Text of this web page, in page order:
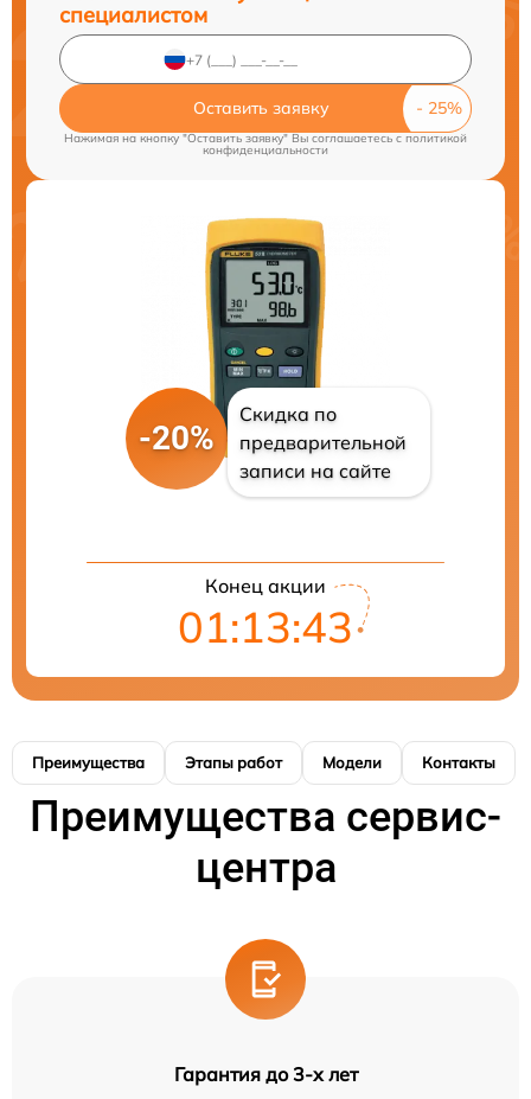
специалистом
Оставить заявку
Нажимая на кнопку "Оставить заявку" Вы соглашаетесь cполитикой
конфиденциальности
-20%
Скидка по
предварительной
записи на сайте
Конец акции
01:13:42
Преимущества Этапы работ Модели Контакты
Преимущества сервис-
центра
Гарантия до 3-х лет